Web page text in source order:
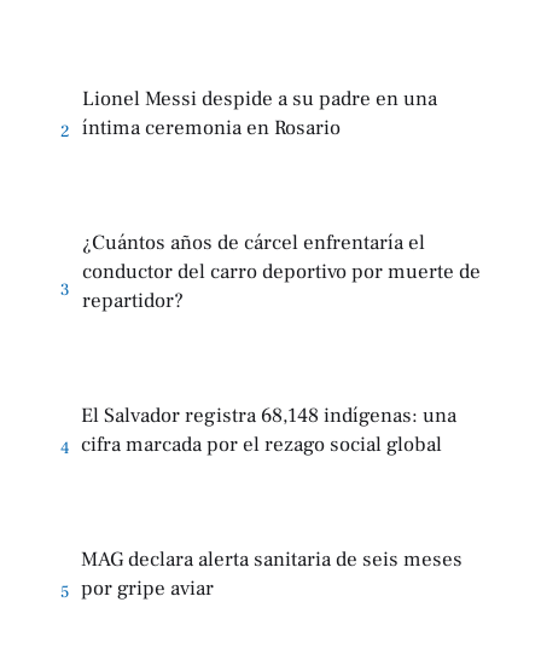
2
Lionel Messi despide a su padre en una
íntima ceremonia en Rosario
3
¿Cuántos años de cárcel enfrentaría el
conductor del carro deportivo por muerte de
repartidor?
4
El Salvador registra 68,148 indígenas: una
cifra marcada por el rezago social global
5
MAG declara alerta sanitaria de seis meses
por gripe aviar